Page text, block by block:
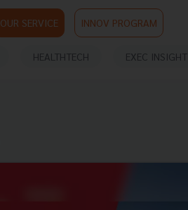
OUR SERVICE INNOV PROGRAM
HEALTHTECH EXEC INSIGHT